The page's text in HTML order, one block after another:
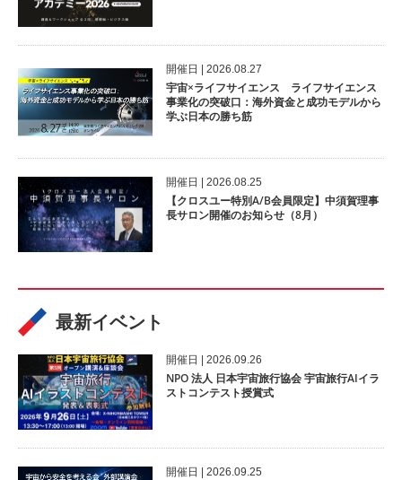
開催⽇ | 2026.08.27
宇宙×ライフサイエンス ライフサイエンス
事業化の突破口：海外資金と成功モデルから
学ぶ日本の勝ち筋
開催⽇ | 2026.08.25
【クロスユー特別A/B会員限定】中須賀理事
長サロン開催のお知らせ（8月）
最新イベント
開催⽇ | 2026.09.26
NPO 法人 日本宇宙旅行協会 宇宙旅行AIイラ
ストコンテスト授賞式
開催⽇ | 2026.09.25